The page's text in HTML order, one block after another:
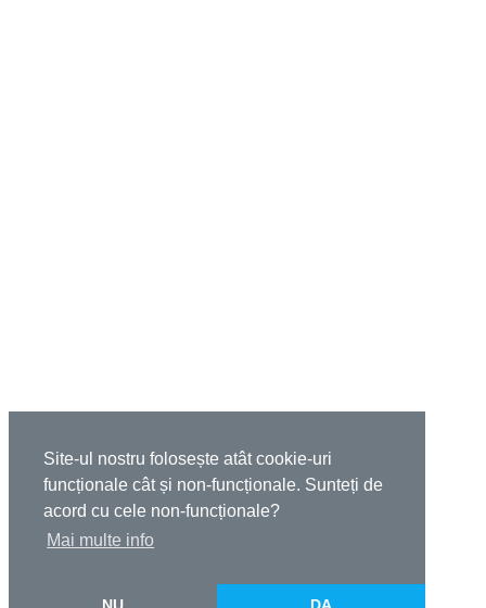
Site-ul nostru folosește atât cookie-uri
funcționale cât și non-funcționale. Sunteți de
acord cu cele non-funcționale?
Mai multe info